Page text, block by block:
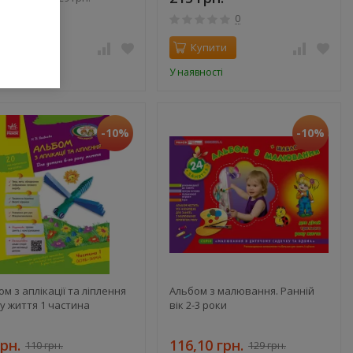
0
Купити
У наявності
-10%
з аплікації та ліплення
життя 1 частина
110 грн.
-10%
Альбом з малювання. Ранній
вік 2-3 роки
116,10 грн. 129 грн.